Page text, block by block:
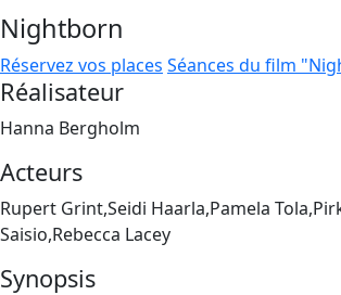
Nightborn
Réservez vos places Séances du film
Réalisateur
Hanna Bergholm
Acteurs
Rupert Grint,Seidi Haarla,Pamela
Saisio,Rebecca Lacey
Synopsis